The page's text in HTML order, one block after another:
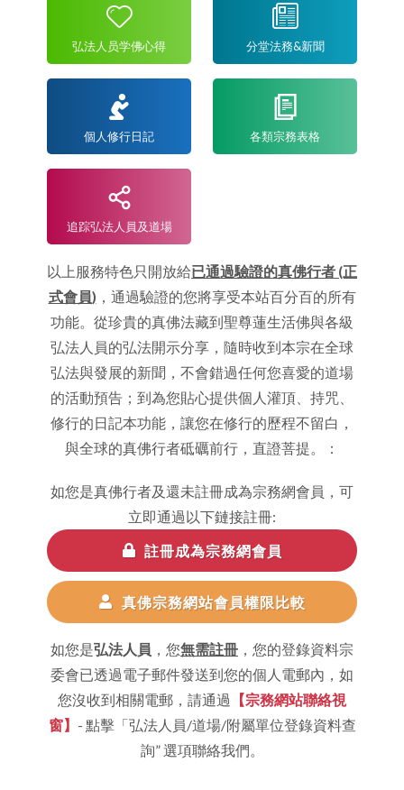
弘法人员学佛心得 分堂法務&新聞
個人修行日記 各類宗務表格
追踪弘法人員及道場
以上服務特色只開放給已通過驗證的真佛行者 (正
式會員) ，通過驗證的您將享受本站百分百的所有
功能。從珍貴的真佛法藏到聖尊蓮生活佛與各級
弘法人員的弘法開示分享，隨時收到本宗在全球
弘法與發展的新聞，不會錯過任何您喜愛的道場
的活動預告；到為您貼心提供個人灌頂、持咒、
修行的日記本功能，讓您在修行的歷程不留白，
與全球的真佛行者砥礪前行，直證菩提。：
如您是真佛行者及還未註冊成為宗務網會員，可
立即通過以下鏈接註冊:
註冊成為宗務網會員
真佛宗務網站會員權限比較
如您是弘法人員 ，您無需註冊 ，您的登錄資料宗
委會已透過電子郵件發送到您的個人電郵內，如
您沒收到相關電郵，請通過
【宗務網站聯絡視
窗】 - 點擊「弘法人員/道場/附屬單位登錄資料查
詢” 選項聯絡我們。